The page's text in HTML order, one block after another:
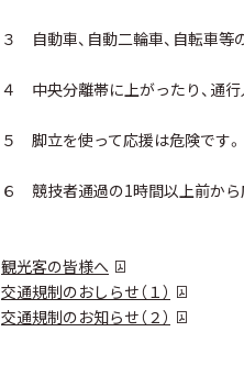
３ 自動車、自動二輪車、自転車等
４ 中央分離帯に上がったり、通
５ 脚立を使って応援は危険です。
６ 競技者通過の1時間以上前から
観光客の皆様へ
交通規制のおしらせ（１）
交通規制のお知らせ（２）